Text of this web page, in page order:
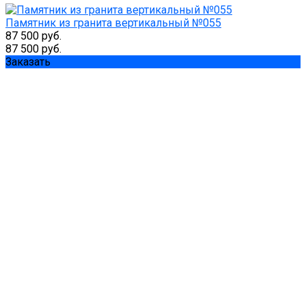
Памятник из гранита вертикальный №055
87 500 руб.
87 500 руб.
Заказать